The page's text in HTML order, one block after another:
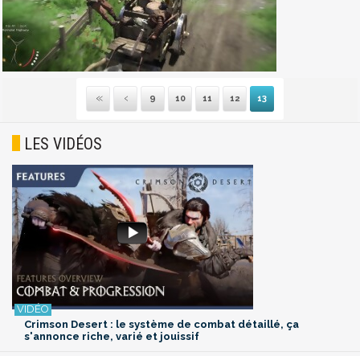
Première
Précédente
9 10 11 12 13
LES VIDÉOS
Crimson Desert : le système de combat détaillé, ça
s'annonce riche, varié et jouissif